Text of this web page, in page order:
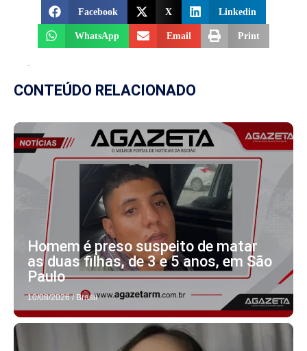
Facebook X Linkedin
WhatsApp Email Print
CONTEÚDO RELACIONADO
Homem é preso suspeito de matar
as duas filhas, de 3 e 5 anos, em São
Paulo
10/08/2026 / Brasil